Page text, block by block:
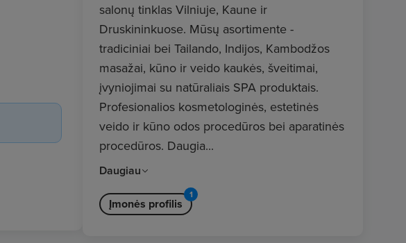
salonų tinklas Vilniuje, Kaune ir
Druskininkuose. Mūsų asortimente -
tradiciniai bei Tailando, Indijos, Kambodžos
masažai, kūno ir veido kaukės, šveitimai,
įvyniojimai su natūraliais SPA produktais.
Profesionalios kosmetologinės, estetinės
veido ir kūno odos procedūros bei aparatinės
procedūros. Daugia...
Daugiau
Įmonės profilis
1